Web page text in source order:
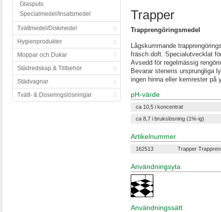
Glasputs
Specialmedel/Insatsmedel
Tvättmedel/Diskmedel
Hygienprodukter
Moppar och Dukar
Städredskap & Tillbehör
Städvagnar
Tvätt- & Doseringslösningar
Trapper
Trapprengöringsmedel
Lågskummande
fräsch doft. Specialutvecklat
Avsedd för regelmässig
Bevarar stenens ursprungliga
ingen hinna eller kemrester på
pH-värde
ca 10,5 i koncentrat
ca 8,7 i brukslösning (1%-ig)
Artikelnummer
162513 Trapper
Användningsyta
Användningssätt